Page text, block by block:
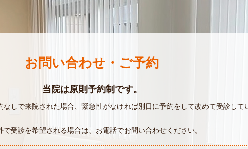
お問い合わせ・ご予約
当院は原則予約制です。
なしで来院された場合、緊急性がなければ別日に予約をして改めて受診して
受診を希望される場合は、お電話でお問い合わせください。